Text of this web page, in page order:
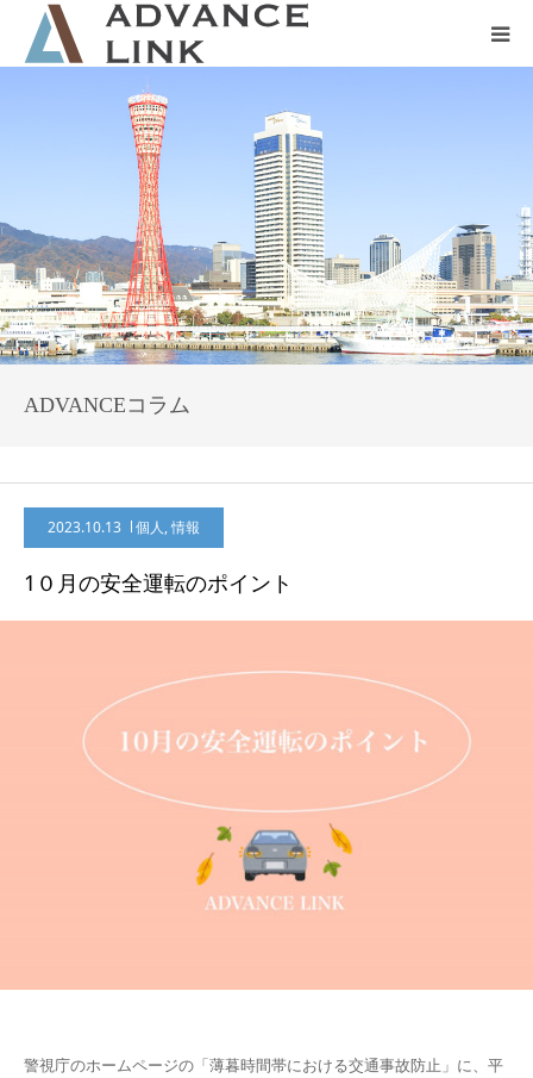
ADVANCEコラム
2023.10.13 個人,情報
1０月の安全運転のポイント
警視庁のホームページの「薄暮時間帯における交通事故防止」に、平
会社概要
ネット保険
事業保険